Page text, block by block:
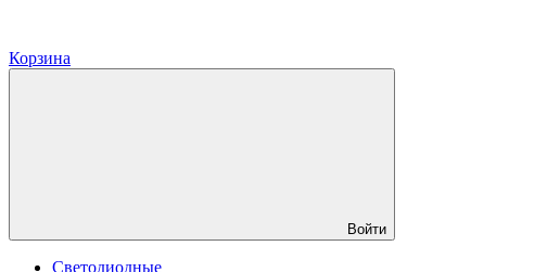
Корзина
Войти
Светодиодные